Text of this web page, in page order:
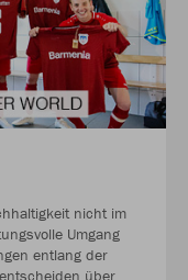
nicht im
Umgang
entlang der
über